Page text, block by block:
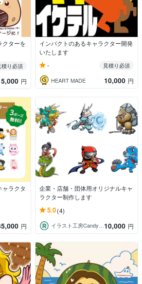
クターを
積り必須
5,000 円
インパクトのあるキャラクター開発
いたします
-
見積り必須
HEART MADE
10,000 円
ラクタ
円
企業・店舗・団体用オリジナルキャ
ラクター制作します
5.0(4)
イラスト工房CandyBowl10,000 円